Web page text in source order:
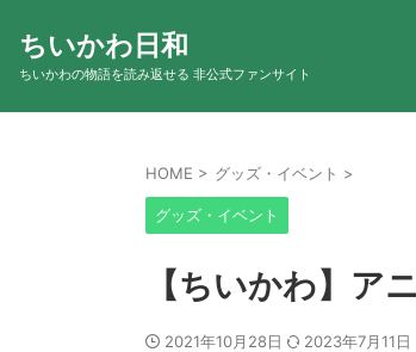
ちいかわ日和
ちいかわの物語を読み返せる 非公式ファンサイト
HOME > グッズ・イベント >
グッズ・イベント
【ちいかわ】ア
2021年10月28日 2023年7月11日